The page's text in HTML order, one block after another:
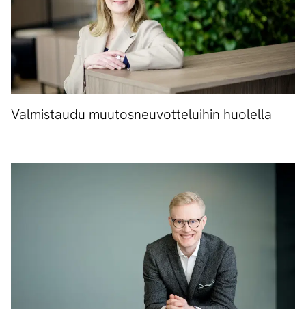
Valmistaudu muutosneuvotteluihin huolella